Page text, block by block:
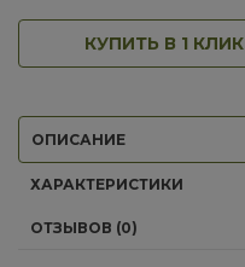
КУПИТЬ В 1 КЛИК
ОПИСАНИЕ
ХАРАКТЕРИСТИКИ
ОТЗЫВОВ (0)